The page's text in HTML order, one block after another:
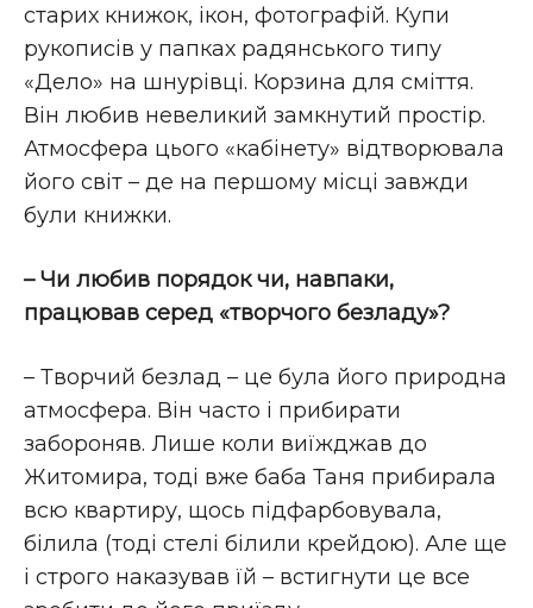
старих книжок, ікон, фотографій. Купи
рукописів у папках радянського типу
«Дело» на шнурівці. Корзина для сміття.
Він любив невеликий замкнутий простір.
Атмосфера цього «кабінету» відтворювала
його світ – де на першому місці завжди
були книжки.
– Чи любив порядок чи, навпаки,
працював серед «творчого безладу»?
– Творчий безлад – це була його природна
атмосфера. Він часто і прибирати
забороняв. Лише коли виїжджав до
Житомира, тоді вже баба Таня прибирала
всю квартиру, щось підфарбовувала,
білила (тоді стелі білили крейдою). Але ще
і строго наказував їй – встигнути це все